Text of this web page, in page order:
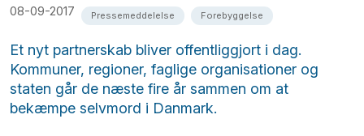
08-09-2017 Pressemeddelelse Forebyggelse
Et nyt partnerskab bliver offentliggjort i dag.
Kommuner, regioner, faglige organisationer og
staten går de næste fire år sammen om at
bekæmpe selvmord i Danmark.